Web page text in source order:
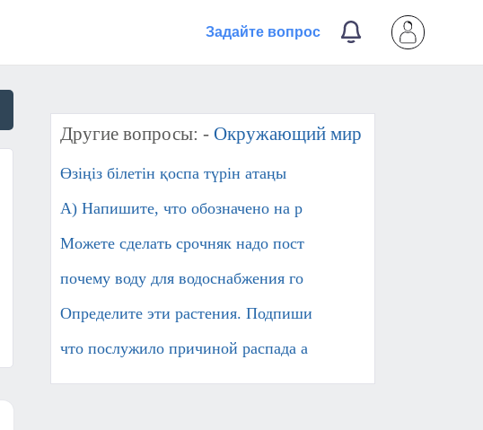
Задайте вопрос
Другие вопросы: - Окружающий мир
Өзіңіз білетін қоспа түрін атаңы
А) Напишите, что обозначено на р
Можете сделать срочняк надо пост
почему воду для водоснабжения го
Определите эти растения. Подпиши
что послужило причиной распада а